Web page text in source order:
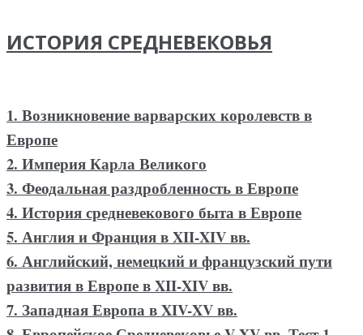
ИСТОРИЯ СРЕДНЕВЕКОВЬЯ
1. Возникновение варварских королевств в
Европе
2. Империя Карла Великого
3. Феодальная раздробленность в Европе
4. История средневекового быта в Европе
5. Англия и Франция в XII-XIV вв.
6. Английский, немецкий и французский пути
развития в Европе в XII-XIV вв.
7. Западная Европа в XIV-XV вв.